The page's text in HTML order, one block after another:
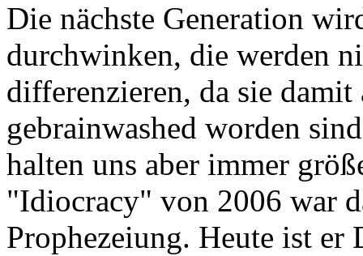
Die nächste Generation
durchwinken, die werden
differenzieren, da sie damit
gebrainwashed worden
halten uns aber immer
"Idiocracy" von 2006 war
Prophezeiung. Heute ist er